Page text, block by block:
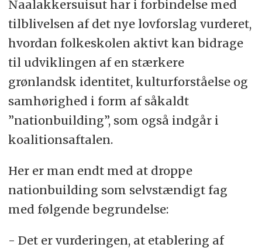
Naalakkersuisut har i forbindelse med
tilblivelsen af det nye lovforslag vurderet,
hvordan folkeskolen aktivt kan bidrage
til udviklingen af en stærkere
grønlandsk identitet, kulturforståelse og
samhørighed i form af såkaldt
”nationbuilding”, som også indgår i
koalitionsaftalen.
Her er man endt med at droppe
nationbuilding som selvstændigt fag
med følgende begrundelse:
- Det er vurderingen, at etablering af